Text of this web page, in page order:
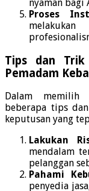
nyaman bagi
Proses
Tips dan Trik
Pemadam
Dalam memilih
beberapa tips
keputusan yang
Lakukan
mendalam
pelanggan
Pahami
penyedia